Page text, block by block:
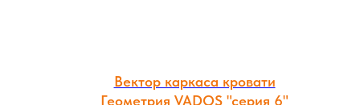
Вектор каркаса кровати
Геометрия VADOS "серия 6"